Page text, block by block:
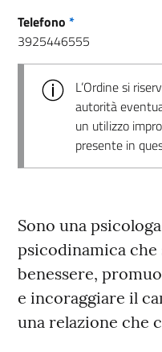
Telefono *
3925446555
L’Ordine si
autorità
un utilizzo
presente in
Sono una
psicodinamica
benessere,
e incoraggiare il
una relazione che